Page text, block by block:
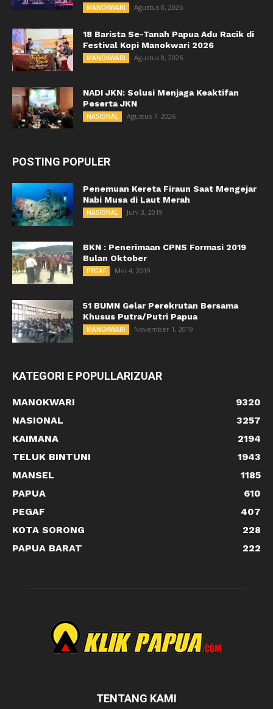
MANOKWARI Agustus 8, 2026
18 Barista Se-Tanah Papua Adu Racik di
Festival Kopi Manokwari 2026
MANOKWARI Agustus 8, 2026
NADI JKN: Solusi Menjaga Keaktifan
Peserta JKN
NASIONAL Agustus 7, 2026
POSTING POPULER
Penemuan Kereta Firaun Saat Mengejar
Nabi Musa di Laut Merah
NASIONAL Juni 3, 2019
BKN : Penerimaan CPNS Formasi 2019
Bulan Oktober
PEGAF Mei 4, 2019
51 BUMN Gelar Perekrutan Bersama
Khusus Putra/Putri Papua
MANOKWARI November 1, 2019
KATEGORI E POPULLARIZUAR
MANOKWARI
9320
NASIONAL
3257
KAIMANA
2194
TELUK BINTUNI
1943
MANSEL
1185
PAPUA
610
PEGAF
407
KOTA SORONG
228
PAPUA BARAT
222
TENTANG KAMI